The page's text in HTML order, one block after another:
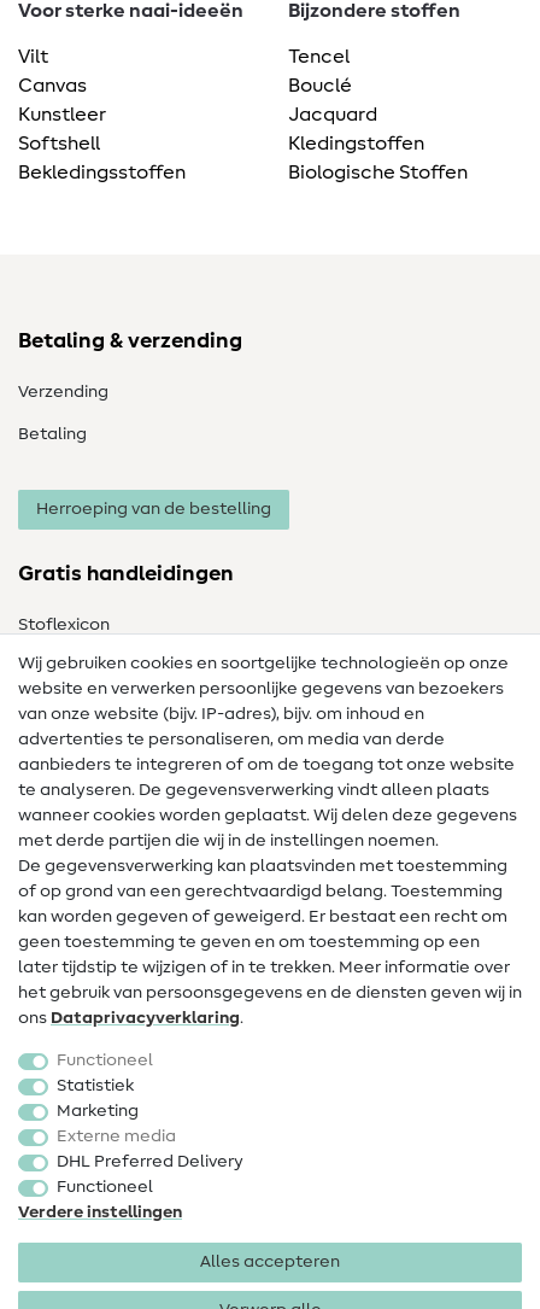
Voor sterke naai-ideeën
Vilt
Canvas
Kunstleer
Softshell
Bekledingsstoffen
Bijzondere stoffen
Tencel
Bouclé
Jacquard
Kledingstoffen
Biologische Stoffen
Betaling & verzending
Verzending
Betaling
Herroeping van de bestelling
Gratis handleidingen
Stoflexicon
Naailexicon
Gratis Naaipatronen
Hulp & contact
Contact
Wijziging van eigenaar
FAQ
Herroepingsrecht
Populair
Fournituren
Sale
Wij gebruiken cookies en soortgelijke technologieën op onze
website en verwerken persoonlijke gegevens van bezoekers
van onze website (bijv. IP-adres), bijv. om inhoud en
advertenties te personaliseren, om media van derde
aanbieders te integreren of om de toegang tot onze website
te analyseren. De gegevensverwerking vindt alleen plaats
wanneer cookies worden geplaatst. Wij delen deze gegevens
met derde partijen die wij in de instellingen noemen.
De gegevensverwerking kan plaatsvinden met toestemming
of op grond van een gerechtvaardigd belang. Toestemming
kan worden gegeven of geweigerd. Er bestaat een recht om
geen toestemming te geven en om toestemming op een
later tijdstip te wijzigen of in te trekken. Meer informatie over
het gebruik van persoonsgegevens en de diensten geven wij in
ons Data­privacy­verklaring.
Functioneel
Statistiek
Marketing
Externe media
DHL Preferred Delivery
Functioneel
Verdere instellingen
Alles accepteren
Colofon Privacy
Algemene voorwaarden